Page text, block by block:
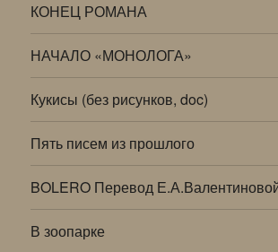
КОНЕЦ РОМАНА
НАЧАЛО «МОНОЛОГА»
Кукисы (без рисунков, doc)
Пять писем из прошлого
BOLERO Перевод
В зоопарке